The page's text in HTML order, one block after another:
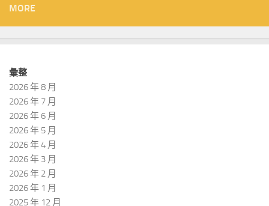
MORE
彙整
2026 年 8 月
2026 年 7 月
2026 年 6 月
2026 年 5 月
2026 年 4 月
2026 年 3 月
2026 年 2 月
2026 年 1 月
2025 年 12 月